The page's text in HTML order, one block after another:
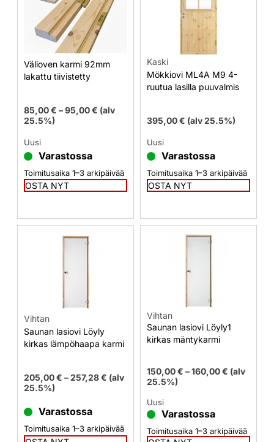
Välioven karmi 92mm
lakattu tiivistetty
85,00€ –95,00€ (alv
25.5%)
Uusi
Varastossa
Toimitusaika 1–3 arkipäivää
OSTA NYT
Kaski
Mökkiovi ML4A M9 4-
ruutua lasilla puuvalmis
395,00€ (alv 25.5%)
Uusi
Varastossa
Toimitusaika 1–3 arkipäivää
OSTA NYT
Vihtan
Saunan lasiovi Löyly
kirkas lämpöhaapa karmi
205,00€ –257,28€ (alv
25.5%)
Varastossa
Toimitusaika 1–3 arkipäivää
Vihtan
Saunan lasiovi Löyly1
kirkas mäntykarmi
150,00€ –160,00€ (alv
25.5%)
Uusi
Varastossa
Toimitusaika 1–3 arkipäivää